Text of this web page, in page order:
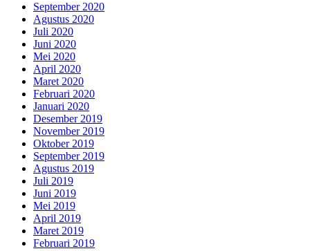
September 2020
Agustus 2020
Juli 2020
Juni 2020
Mei 2020
April 2020
Maret 2020
Februari 2020
Januari 2020
Desember 2019
November 2019
Oktober 2019
September 2019
Agustus 2019
Juli 2019
Juni 2019
Mei 2019
April 2019
Maret 2019
Februari 2019